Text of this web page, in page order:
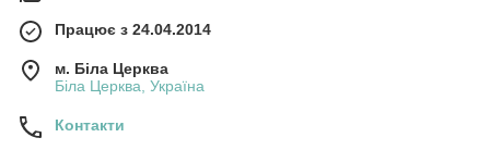
Працює з 24.04.2014
м. Біла Церква
Біла Церква, Україна
Контакти